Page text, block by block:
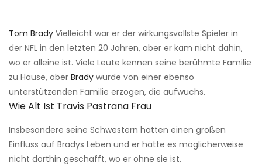
Tom Brady Vielleicht war er der wirkungsvollste Spieler in
der NFL in den letzten 20 Jahren, aber er kam nicht dahin,
wo er alleine ist. Viele Leute kennen seine berühmte Familie
zu Hause, aber Brady wurde von einer ebenso
unterstützenden Familie erzogen, die aufwuchs.
Wie Alt Ist Travis Pastrana Frau
Insbesondere seine Schwestern hatten einen großen
Einfluss auf Bradys Leben und er hätte es möglicherweise
nicht dorthin geschafft, wo er ohne sie ist.